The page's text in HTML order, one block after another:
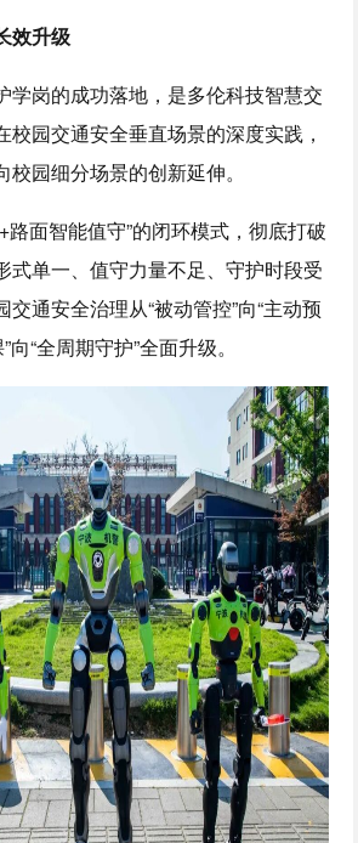
效升级
学岗的成功落地，是多伦科技智慧交
校园交通安全垂直场景的深度实践，
园细分场景的创新延伸。
路面智能值守”的闭环模式，彻底打破
式单一、值守力量不足、守护时段受
通安全治理从“被动管控”向“主动预
向“全周期守护”全面升级。